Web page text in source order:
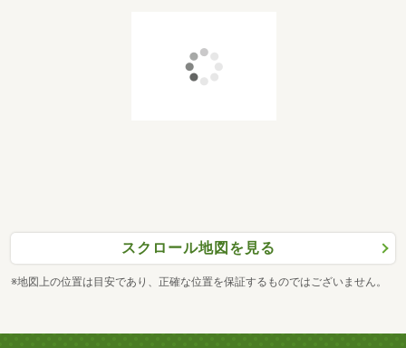
スクロール地図を見る
※地図上の位置は目安であり、正確な位置を保証するものではございません。